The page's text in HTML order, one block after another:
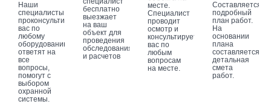
Наши
специалисты
проконсультируют
вас по
любому
оборудованию,
ответят на
все
вопросы,
помогут с
выбором
охранной
системы.
бесплатно
выезжает
на ваш
объект для
проведения
обследования
и расчетов
месте.
Специалист
проводит
осмотр и
консультирует
вас по
любым
вопросам
на месте.
Составляется
подробный
план работ.
На
основании
плана
составляется
детальная
смета
работ.